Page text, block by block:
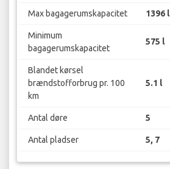
Max bagagerumskapacitet 1396 l
Minimum
bagagerumskapacitet
575 l
Blandet kørsel
brændstofforbrug pr. 100
km
5.1 l
Antal døre 5
Antal pladser 5, 7